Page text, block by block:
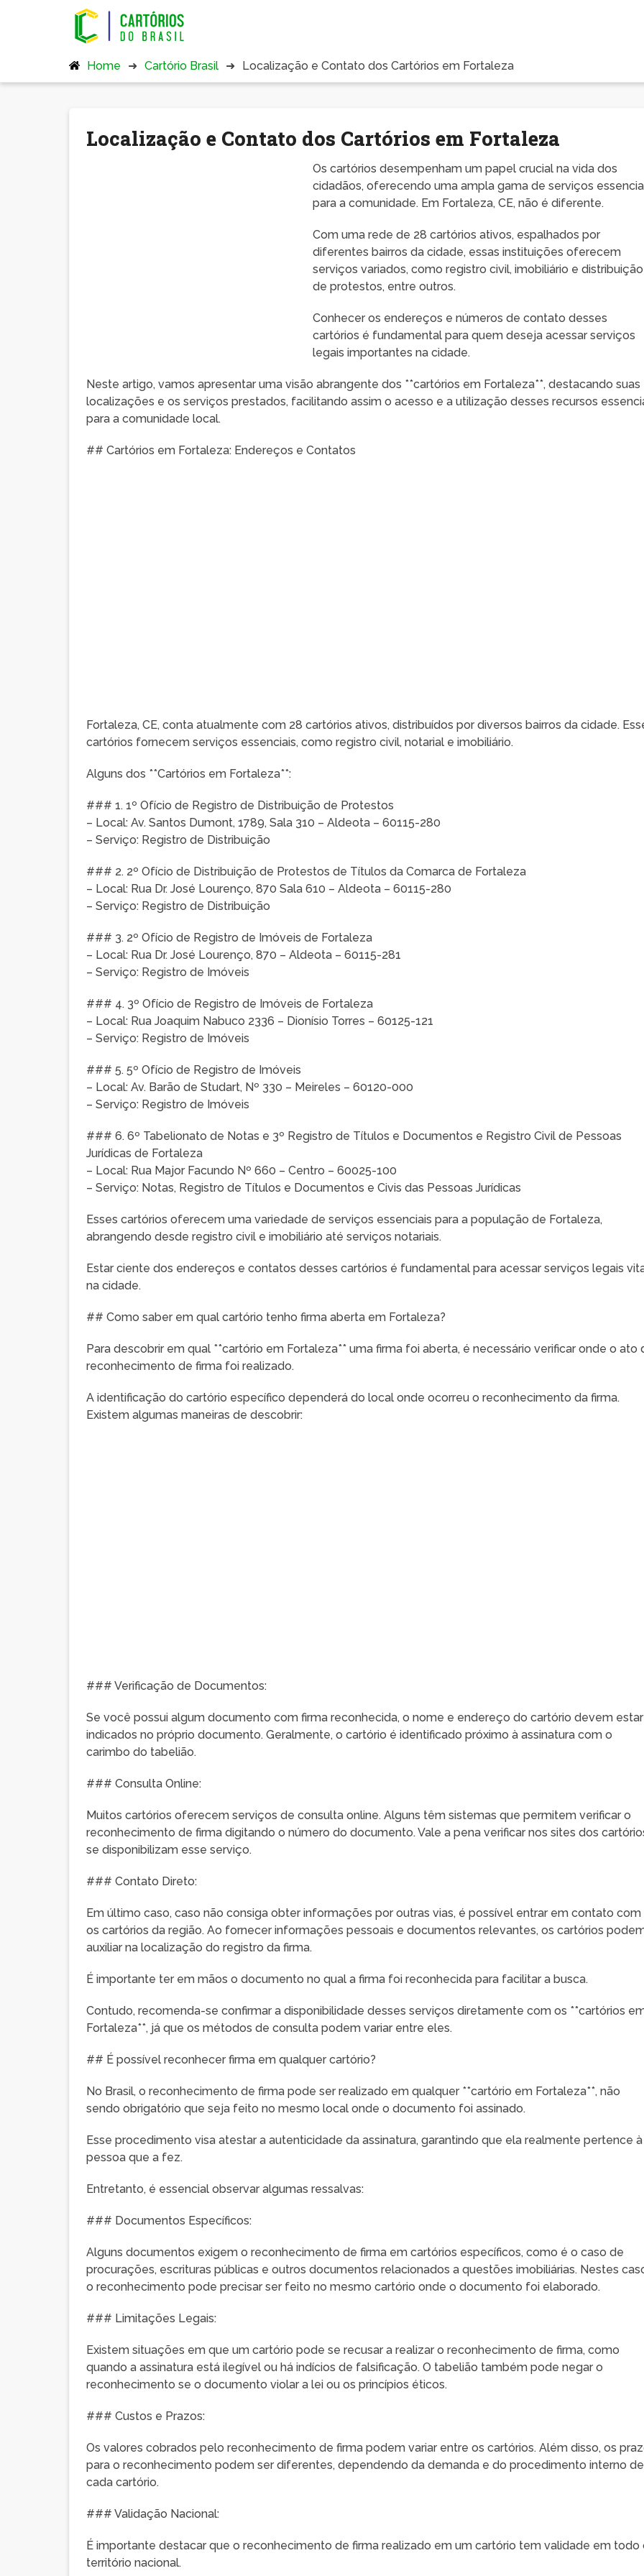
Home Cartório Brasil Localização e Contato dos Cartórios em Fortaleza
Localização e Contato dos Cartórios em Fortaleza
Os cartórios desempenham um papel crucial na vida dos
cidadãos, oferecendo uma ampla gama de serviços
para a comunidade. Em Fortaleza, CE, não é diferente.
Com uma rede de 28 cartórios ativos, espalhados por
diferentes bairros da cidade, essas instituições oferecem
serviços variados, como registro civil, imobiliário e distribuição
de protestos, entre outros.
Conhecer os endereços e números de contato desses
cartórios é fundamental para quem deseja acessar serviços
legais importantes na cidade.
Neste artigo, vamos apresentar uma visão abrangente dos **cartórios em Fortaleza**, destacando suas
localizações e os serviços prestados, facilitando assim o acesso e a utilização desses recursos
para a comunidade local.
## Cartórios em Fortaleza: Endereços e Contatos
Fortaleza, CE, conta atualmente com 28 cartórios ativos, distribuídos por diversos bairros da cidade.
cartórios fornecem serviços essenciais, como registro civil, notarial e imobiliário.
Alguns dos **Cartórios em Fortaleza**:
### 1. 1º Ofício de Registro de Distribuição de Protestos
– Local: Av. Santos Dumont, 1789, Sala 310 – Aldeota – 60115-280
– Serviço: Registro de Distribuição
### 2. 2º Ofício de Distribuição de Protestos de Títulos da Comarca de Fortaleza
– Local: Rua Dr. José Lourenço, 870 Sala 610 – Aldeota – 60115-280
– Serviço: Registro de Distribuição
### 3. 2º Ofício de Registro de Imóveis de Fortaleza
– Local: Rua Dr. José Lourenço, 870 – Aldeota – 60115-281
– Serviço: Registro de Imóveis
### 4. 3º Ofício de Registro de Imóveis de Fortaleza
– Local: Rua Joaquim Nabuco 2336 – Dionísio Torres – 60125-121
– Serviço: Registro de Imóveis
### 5. 5º Ofício de Registro de Imóveis
– Local: Av. Barão de Studart, Nº 330 – Meireles – 60120-000
– Serviço: Registro de Imóveis
### 6. 6º Tabelionato de Notas e 3º Registro de Títulos e Documentos e Registro Civil de Pessoas
Jurídicas de Fortaleza
– Local: Rua Major Facundo Nº 660 – Centro – 60025-100
– Serviço: Notas, Registro de Títulos e Documentos e Civis das Pessoas Jurídicas
Esses cartórios oferecem uma variedade de serviços essenciais para a população de Fortaleza,
abrangendo desde registro civil e imobiliário até serviços notariais.
Estar ciente dos endereços e contatos desses cartórios é fundamental para acessar serviços legais
na cidade.
## Como saber em qual cartório tenho firma aberta em Fortaleza?
Para descobrir em qual **cartório em Fortaleza** uma firma foi aberta, é necessário verificar onde o ato
reconhecimento de firma foi realizado.
A identificação do cartório específico dependerá do local onde ocorreu o reconhecimento da firma.
Existem algumas maneiras de descobrir:
### Verificação de Documentos:
Se você possui algum documento com firma reconhecida, o nome e endereço do cartório devem estar
indicados no próprio documento. Geralmente, o cartório é identificado próximo à assinatura com o
carimbo do tabelião.
### Consulta Online:
Muitos cartórios oferecem serviços de consulta online. Alguns têm sistemas que permitem verificar o
reconhecimento de firma digitando o número do documento. Vale a pena verificar nos sites dos
se disponibilizam esse serviço.
### Contato Direto:
Em último caso, caso não consiga obter informações por outras vias, é possível entrar em contato com
os cartórios da região. Ao fornecer informações pessoais e documentos relevantes, os cartórios
auxiliar na localização do registro da firma.
É importante ter em mãos o documento no qual a firma foi reconhecida para facilitar a busca.
Contudo, recomenda-se confirmar a disponibilidade desses serviços diretamente com os **cartórios
Fortaleza**, já que os métodos de consulta podem variar entre eles.
## É possível reconhecer firma em qualquer cartório?
No Brasil, o reconhecimento de firma pode ser realizado em qualquer **cartório em Fortaleza**, não
sendo obrigatório que seja feito no mesmo local onde o documento foi assinado.
Esse procedimento visa atestar a autenticidade da assinatura, garantindo que ela realmente pertence à
pessoa que a fez.
Entretanto, é essencial observar algumas ressalvas:
### Documentos Específicos:
Alguns documentos exigem o reconhecimento de firma em cartórios específicos, como é o caso de
procurações, escrituras públicas e outros documentos relacionados a questões imobiliárias. Nestes
o reconhecimento pode precisar ser feito no mesmo cartório onde o documento foi elaborado.
### Limitações Legais:
Existem situações em que um cartório pode se recusar a realizar o reconhecimento de firma, como
quando a assinatura está ilegível ou há indícios de falsificação. O tabelião também pode negar o
reconhecimento se o documento violar a lei ou os princípios éticos.
### Custos e Prazos:
Os valores cobrados pelo reconhecimento de firma podem variar entre os cartórios. Além disso, os
para o reconhecimento podem ser diferentes, dependendo da demanda e do procedimento interno de
cada cartório.
### Validação Nacional:
É importante destacar que o reconhecimento de firma realizado em um cartório tem validade em todo
território nacional.